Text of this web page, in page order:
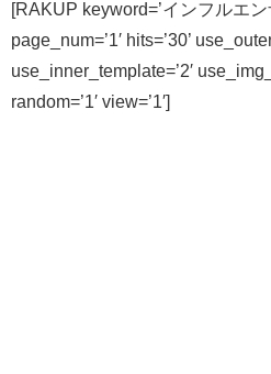
[RAKUP keyword=’インフルエン
page_num=’1′ hits=’30’
use_inner_template=’2′
random=’1′ view=’1′]